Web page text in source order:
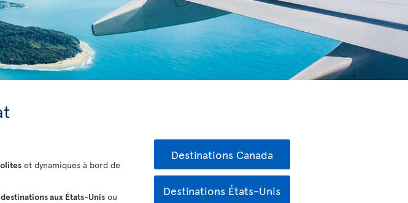
et dynamiques à bord de
destinations aux États-Unis ou
Destinations Canada
Destinations États-Unis